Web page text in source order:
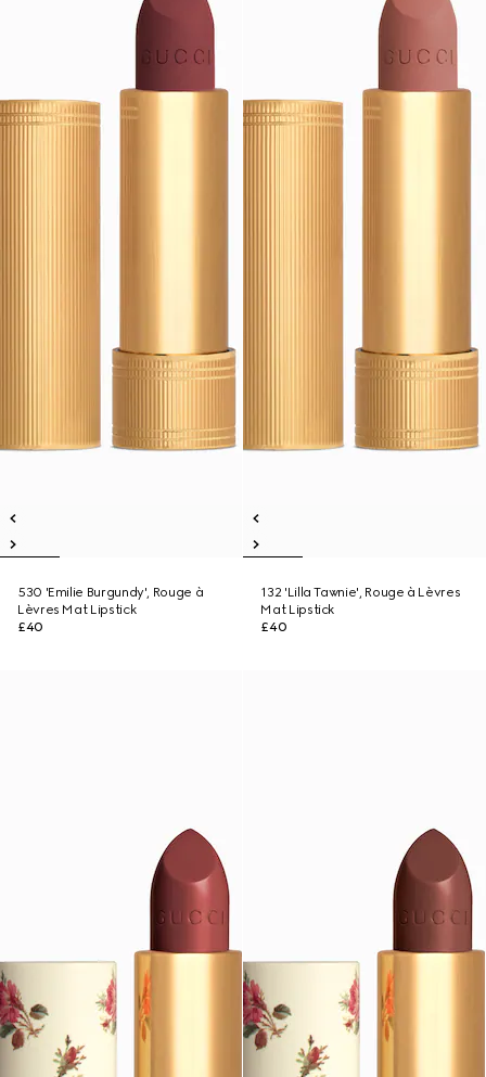
530 'Emilie Burgundy', Rouge à
Lèvres Mat Lipstick
£40
132 'Lilla Tawnie', Rouge à Lèvres
Mat Lipstick
£40